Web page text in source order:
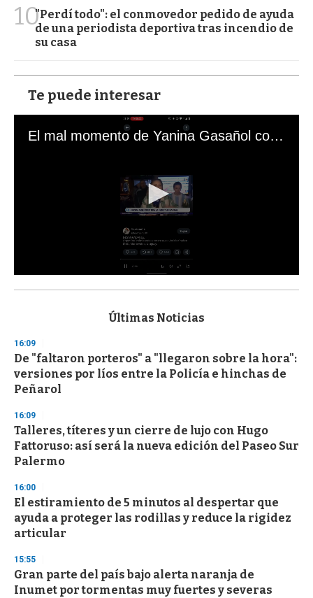
10"Perdí todo": el conmovedor pedido de ayuda
de una periodista deportiva tras incendio de
su casa
Te puede interesar
El mal momento de Yanina Gasañol con un hincha argentino en "Subrayado"
s
d
s
o
f
3
s
e
c
o
n
Últimas Noticias
16:09
De "faltaron porteros" a "llegaron sobre la hora":
versiones por líos entre la Policía e hinchas de
Peñarol
16:09
Talleres, títeres y un cierre de lujo con Hugo
Fattoruso: así será la nueva edición del Paseo Sur
Palermo
16:00
El estiramiento de 5 minutos al despertar que
ayuda a proteger las rodillas y reduce la rigidez
articular
15:55
Gran parte del país bajo alerta naranja de
Inumet por tormentas muy fuertes y severas